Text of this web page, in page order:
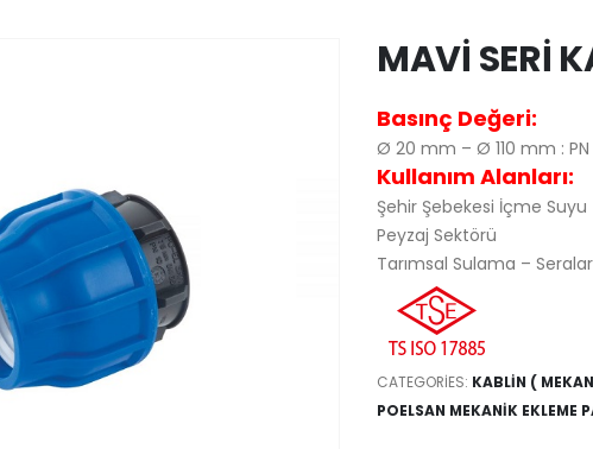
MAVİ SERİ
Basınç Değeri:
Ø 20 mm – Ø 110 mm : PN
Kullanım Alanları:
Şehir Şebekesi İçme Suyu
Peyzaj Sektörü
Tarımsal Sulama – Seralar
CATEGORIES: KABLİN (
POELSAN MEKANİK EKLEME